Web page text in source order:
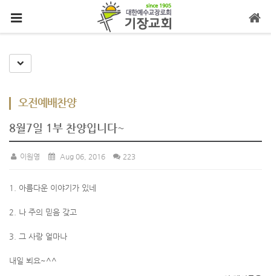
Toggle Dropdown
오전예배찬양
8월7일 1부 찬양입니다~
이원영 Aug 06, 2016 223
1. 아름다운 이야기가 있네
2. 나 주의 믿음 갖고
3. 그 사랑 얼마나
내일 뵈요~^^